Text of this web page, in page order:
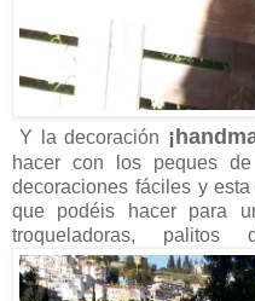
Y la decoración
hacer con los peques
decoraciones fáciles y
que podéis hacer para
troqueladoras,